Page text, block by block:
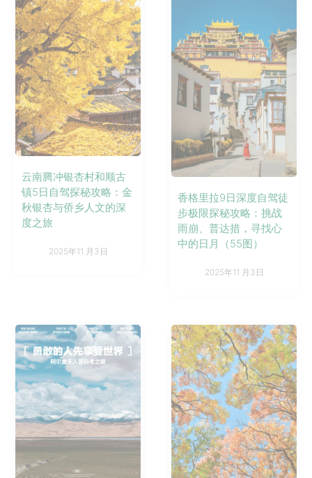
云南腾冲银杏村和顺古
镇5日自驾探秘攻略：金
秋银杏与侨乡人文的深
度之旅
2025年11 月3日
香格里拉9日深度自驾徒
步极限探秘攻略：挑战
雨崩、普达措，寻找心
中的日月（55图）
2025年11 月3日